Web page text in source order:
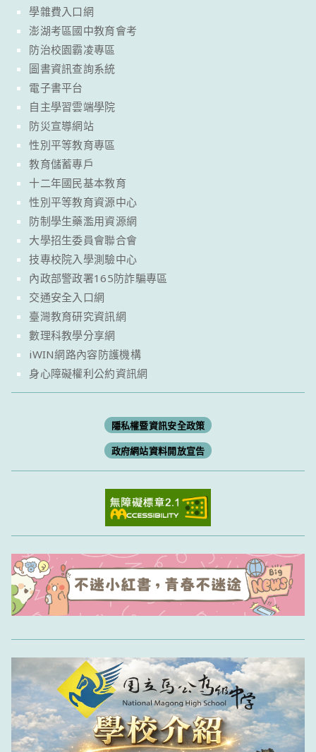
學雜費入口網
澎湖考區國中教育會考
防治校園霸凌專區
圖書資訊查詢系統
電子書平台
自主學習雲端學院
防災宣導網站
性別平等教育專區
教育儲蓄專戶
十二年國民基本教育
性別平等教育資源中心
防制學生藥濫用資源網
大學招生委員會聯合會
技專校院入學測驗中心
內政部警政署165防詐騙專區
交通安全入口網
臺灣教育研究資訊網
數理科教學分享網
iWIN網路內容防護機構
身心障礙權利公約資訊網
隱私權暨資訊安全政策
政府網站資料開放宣告